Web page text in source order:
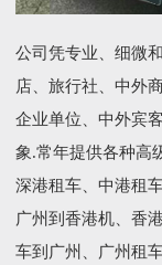
公司凭专业、细微
店、旅行社、中外
企业单位、中外宾
象.常年提供各种高
深港租车、中港租
广州到香港机、香
车到广州、广州租